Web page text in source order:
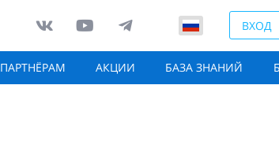
ВХОД
ПАРТНЁРАМ АКЦИИ БАЗА ЗНАНИЙ